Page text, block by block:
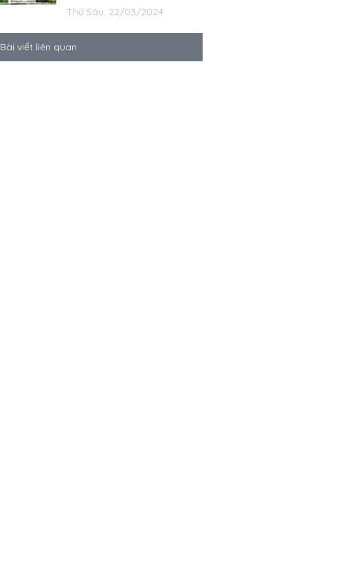
Thứ Sáu, 22/03/2024
Bài viết liên quan